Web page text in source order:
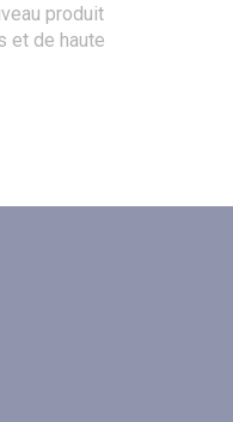
produit
et de haute